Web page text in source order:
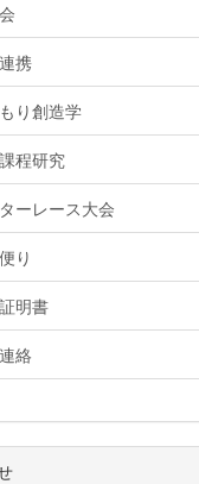
携
り創造学
程研究
ーレース大会
り
明書
絡